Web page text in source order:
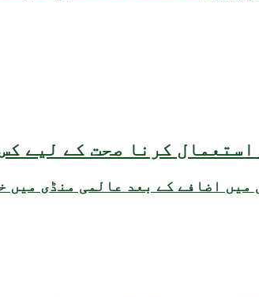
کرنا صحت کے لیے
اضافے کے بعد عالمی منڈی میں